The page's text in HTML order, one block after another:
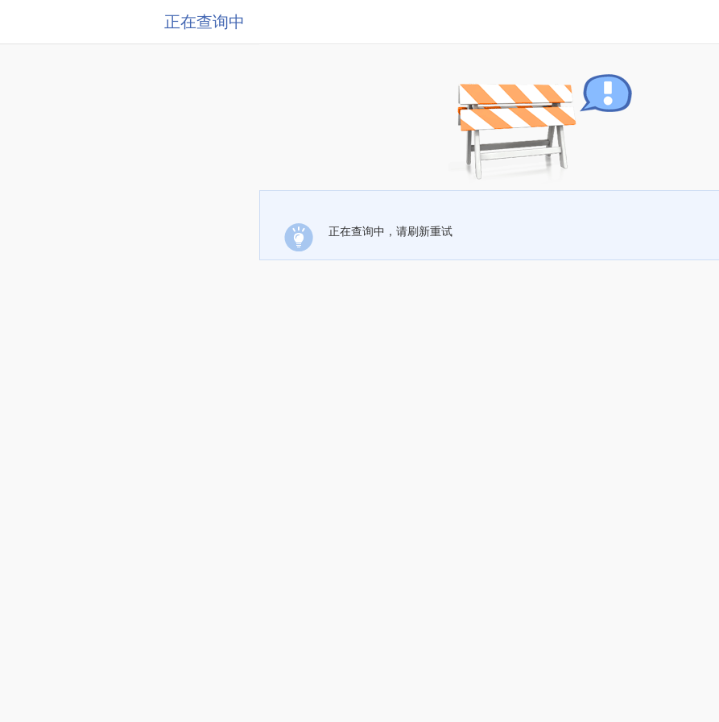
正在查询中
正在查询中，请刷新重试